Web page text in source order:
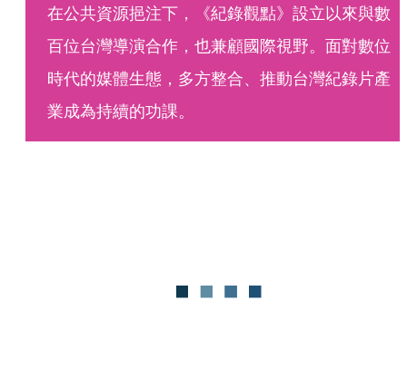
在公共資源挹注下，《紀錄觀點》設立以來與數
百位台灣導演合作，也兼顧國際視野。面對數位
時代的媒體生態，多方整合、推動台灣紀錄片產
業成為持續的功課。